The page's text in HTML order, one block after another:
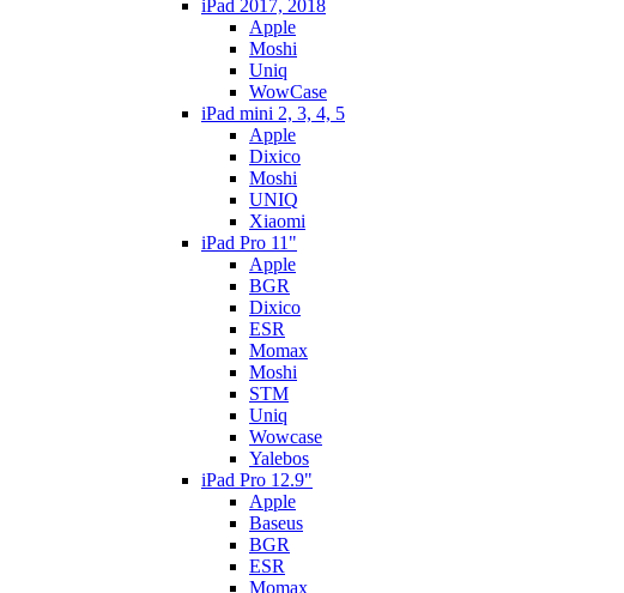
iPad 2017, 2018
Apple
Moshi
Uniq
WowCase
iPad mini 2, 3, 4, 5
Apple
Dixico
Moshi
UNIQ
Xiaomi
iPad Pro 11"
Apple
BGR
Dixico
ESR
Momax
Moshi
STM
Uniq
Wowcase
Yalebos
iPad Pro 12.9"
Apple
Baseus
BGR
ESR
Momax